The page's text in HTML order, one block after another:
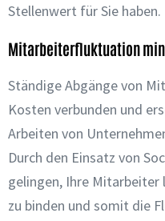
Stellenwert für Sie haben.
Mitarbeiterfluktuation
Ständige Abgänge von
Kosten verbunden und
Arbeiten von
Durch den Einsatz von
gelingen, Ihre
zu binden und somit die